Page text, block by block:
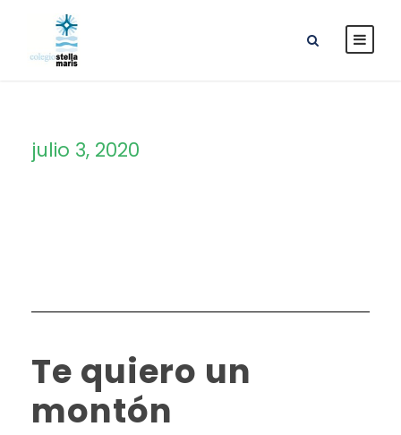
julio 3, 2020
Te quiero un
montón